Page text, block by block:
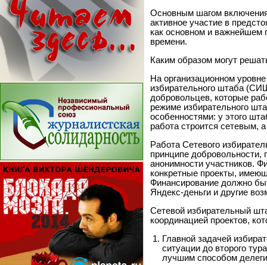
Основным шагом
активное участие в
как основном и важнейшем
времени.
Каким образом могут
На организационном
избирательного штаба
добровольцев, которые
режиме избирательного
особенностями: у этого
работа строится сетевым,
Работа Сетевого
принципе
анонимности участников.
конкретные проекты,
Финансирование должно
Яндекс-деньги и другие
Сетевой избирательный
координацией проектов,
Главной задачей
ситуации до второго
лучшим способом